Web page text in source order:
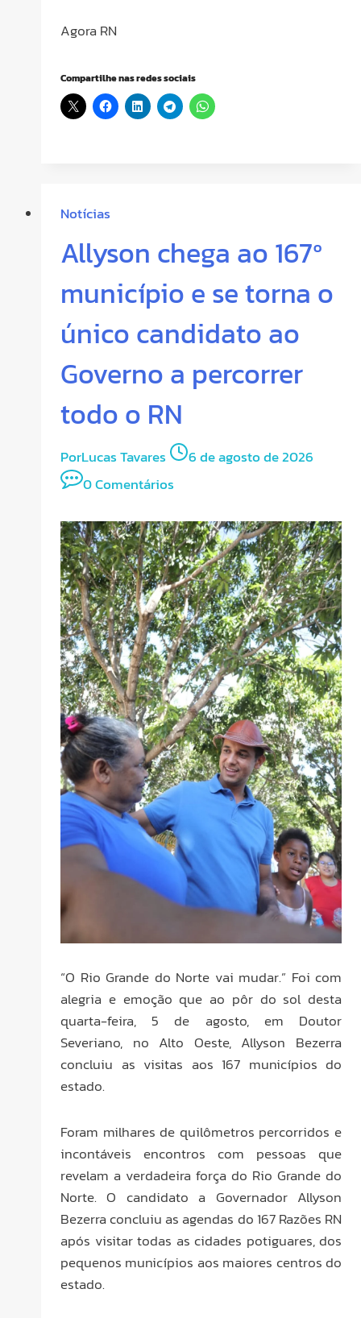
Agora RN
Compartilhe nas redes sociais
Notícias
Allyson chega ao 167º
município e se torna o
único candidato ao
Governo a percorrer
todo o RN
PorLucas Tavares
6 de agosto de 2026
0 Comentários
“O Rio Grande do Norte vai mudar.” Foi com
alegria e emoção que ao pôr do sol desta
quarta-feira, 5 de agosto, em Doutor
Severiano, no Alto Oeste, Allyson Bezerra
concluiu as visitas aos 167 municípios do
estado.
Foram milhares de quilômetros percorridos e
incontáveis encontros com pessoas que
revelam a verdadeira força do Rio Grande do
Norte. O candidato a Governador Allyson
Bezerra concluiu as agendas do 167 Razões RN
após visitar todas as cidades potiguares, dos
pequenos municípios aos maiores centros do
estado.